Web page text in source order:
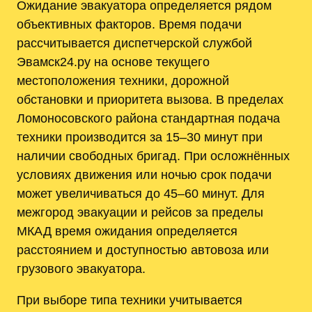
Ожидание эвакуатора определяется рядом
объективных факторов. Время подачи
рассчитывается диспетчерской службой
Эвамск24.ру на основе текущего
местоположения техники, дорожной
обстановки и приоритета вызова. В пределах
Ломоносовского района стандартная подача
техники производится за 15–30 минут при
наличии свободных бригад. При осложнённых
условиях движения или ночью срок подачи
может увеличиваться до 45–60 минут. Для
межгород эвакуации и рейсов за пределы
МКАД время ожидания определяется
расстоянием и доступностью автовоза или
грузового эвакуатора.
При выборе типа техники учитывается